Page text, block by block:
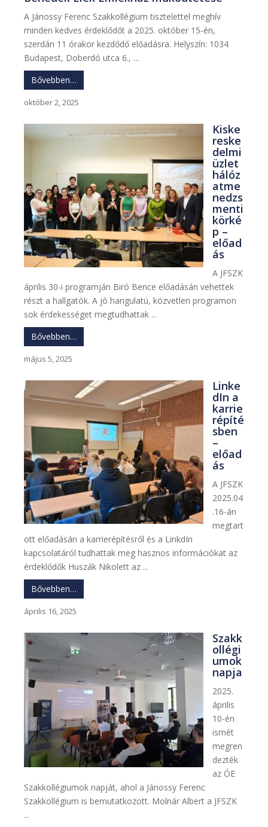
A Jánossy Ferenc Szakkollégium tisztelettel meghív
minden kedves érdeklődőt a 2025. október 15-én,
szerdán 11 órakor kezdődő előadásra. Helyszín: 1034
Budapest, Doberdó utca 6., ...
Bővebben…
október 2, 2025
Kiske
reske
delmi
üzlet
hálóz
atme
nedzs
menti
körké
p –
előad
ás
A JFSZK
április 30-i programján Biró Bence előadásán vehettek
részt a hallgatók. A jó hangulatú, közvetlen programon
sok érdekességet megtudhattak ...
Bővebben…
május 5, 2025
Linke
dIn a
karrie
répíté
sben
–
előad
ás
A JFSZK
2025.04
.16-án
megtart
ott előadásán a karrierépítésről és a LinkdIn
kapcsolatáról tudhattak meg hasznos információkat az
érdeklődők Huszák Nikolett az ...
Bővebben…
április 16, 2025
Szakk
ollégi
umok
napja
2025.
április
10-én
ismét
megren
dezték
az ÓE
Szakkollégiumok napját, ahol a Jánossy Ferenc
Szakkollégium is bemutatkozott. Molnár Albert a JFSZK
...